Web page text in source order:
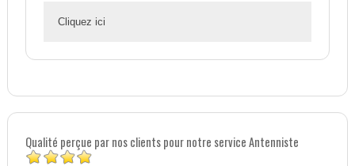
Cliquez ici
Qualité perçue par nos clients pour notre service Antenniste